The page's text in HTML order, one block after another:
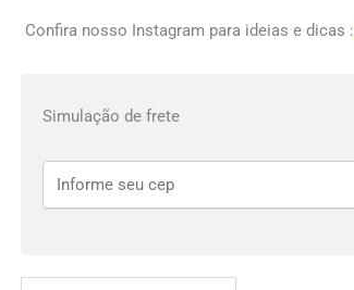
Confira nosso Instagram para ideias e dicas :
Simulação de frete